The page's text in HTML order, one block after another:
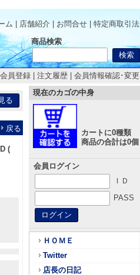
ム
店舗紹介 お問合せ 特定商取引法
商品検索
会員登録 注文履歴 会員情報確認･変更
戻る
(
現在のカゴの中身
カートに0種類
商品の合計は0個
会員ログイン
ＩＤ
PASS
ＨＯＭＥ
Twitter
店長の日記